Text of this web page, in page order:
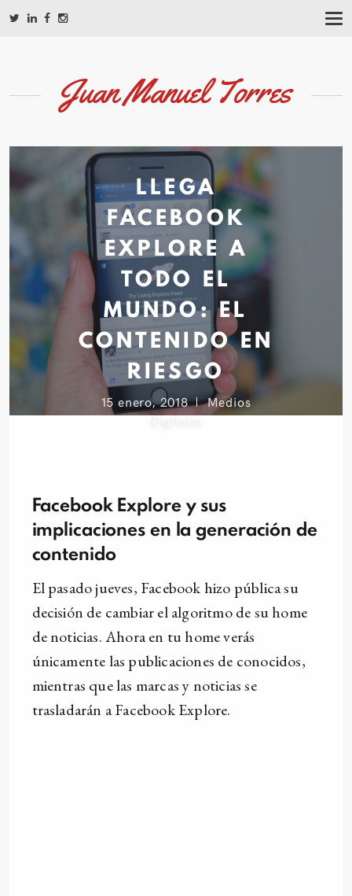
T
I
Juan Manuel Torres
LLEGA
FACEBOOK
EXPLORE A
TODO EL
MUNDO: EL
CONTENIDO EN
RIESGO
15 enero, 2018
Medios
Digitales
Facebook Explore y sus
implicaciones en la generación de
contenido
El pasado jueves, Facebook hizo pública su
decisión de cambiar el algoritmo de su home
de noticias. Ahora en tu home verás
únicamente las publicaciones de conocidos,
mientras que las marcas y noticias se
trasladarán a Facebook Explore.